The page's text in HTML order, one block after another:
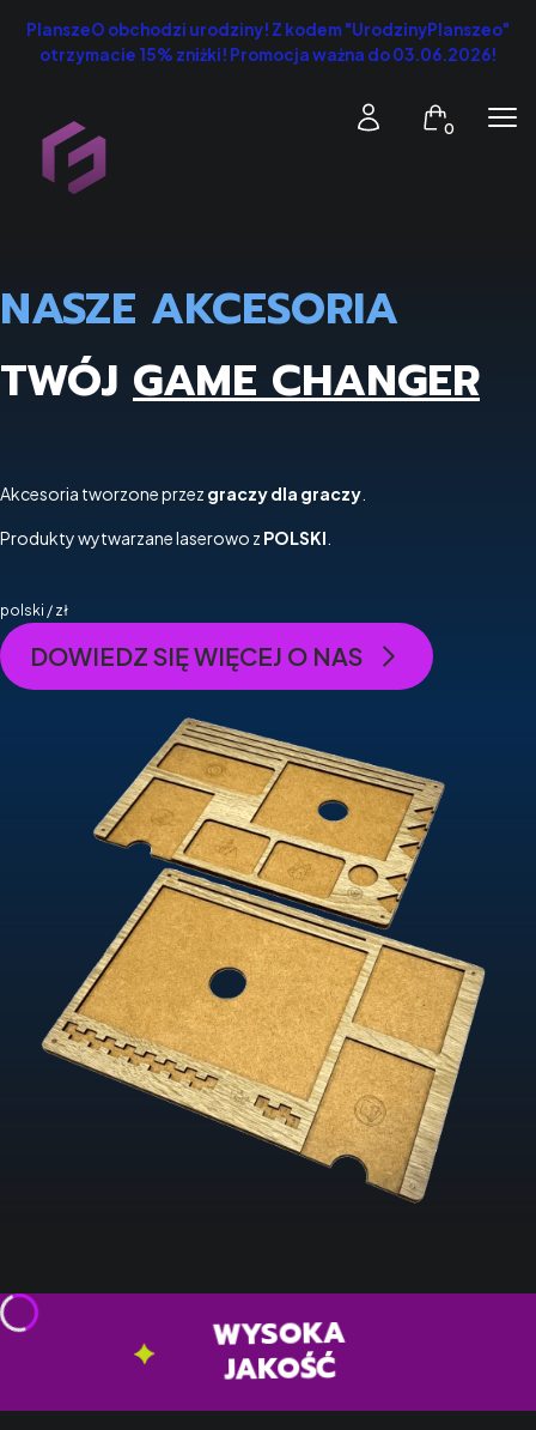
PlanszeO obchodzi urodziny! Z kodem "UrodzinyPlanszeo"
otrzymacie 15% zniżki! Promocja ważna do 03.06.2026!
Zaloguj sięProdukty w
Koszyk
NASZE AKCESORIA
TWÓJ GAME CHANGER
Akcesoria tworzone przez graczy dla graczy
Produkty wytwarzane laserowo z POLSKI
polski / zł
DOWIEDZ SIĘ WIĘCEJ O NAS
WYSOKA
JAKOŚĆ